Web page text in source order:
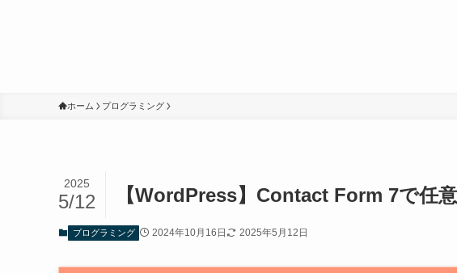
ホーム プログラミング
【WordPress】Contact Form 7で任
2025
5/12
プログラミング 2024年10月16日 2025年5月12日